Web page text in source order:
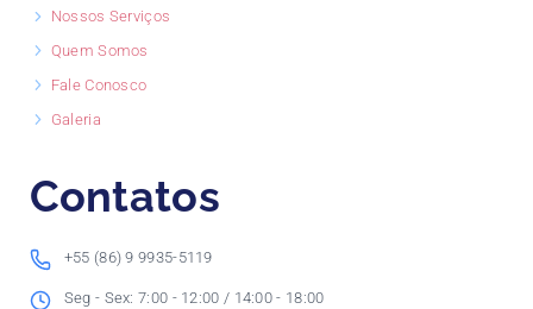
Nossos Serviços
Quem Somos
Fale Conosco
Galeria
Contatos
+55 (86) 9 9935-5119
Seg - Sex: 7:00 - 12:00 / 14:00 - 18:00